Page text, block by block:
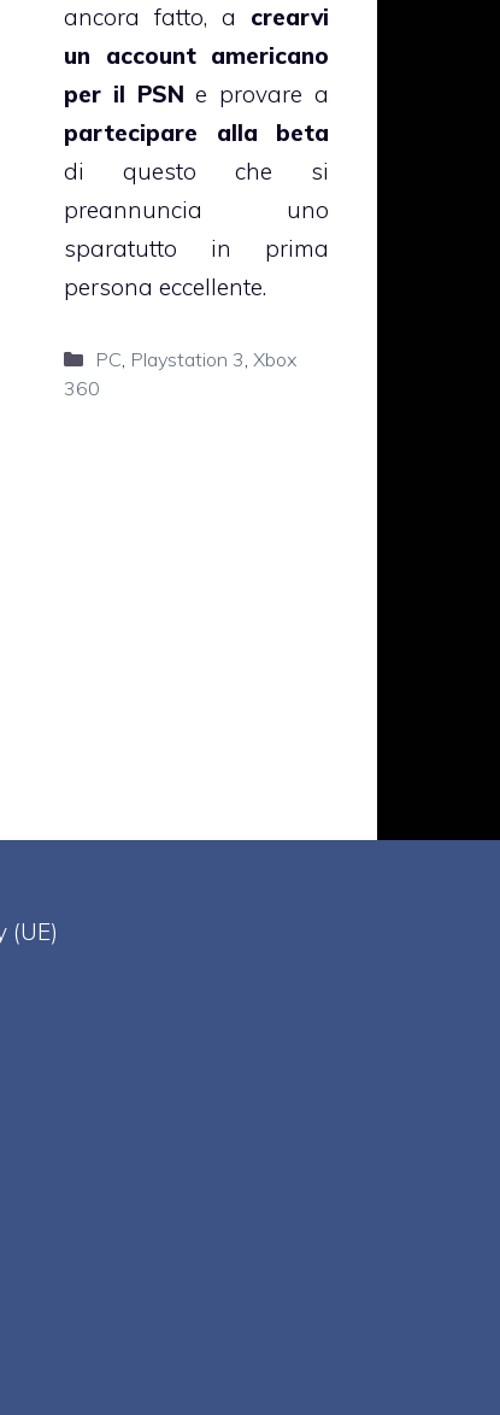
ancora fatto, a crearvi
un account americano
per il PSN e provare a
partecipare alla beta
di questo che si
preannuncia uno
sparatutto in prima
persona eccellente.
Categorie
PC, Playstation 3, Xbox
360
(UE)